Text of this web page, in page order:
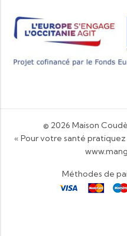
© 2026 Maison
« Pour votre santé
Méthodes de